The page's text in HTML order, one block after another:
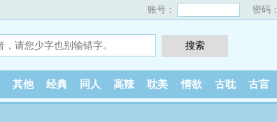
账号： 密码：
其他 经典 同人 高辣 耽美 情欲 古耽 古言